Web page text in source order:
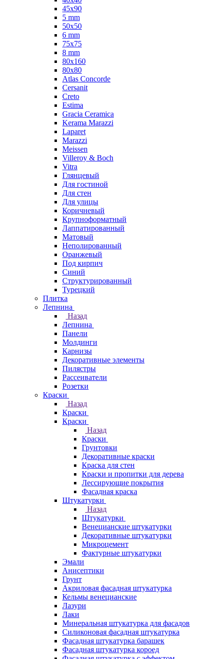
45x90
5 mm
50x50
6 mm
75х75
8 mm
80x160
80x80
Atlas Concorde
Cersanit
Creto
Estima
Gracia Ceramica
Kerama Marazzi
Laparet
Marazzi
Meissen
Villeroy & Boch
Vitra
Глянцевый
Для гостиной
Для стен
Для улицы
Коричневый
Крупноформатный
Лаппатированный
Матовый
Неполированный
Оранжевый
Под кирпич
Синий
Структурированный
Турецкий
Плитка
Лепнина
Назад
Лепнина
Панели
Молдинги
Карнизы
Декоративные элементы
Пилястры
Рассеиватели
Розетки
Краски
Назад
Краски
Краски
Назад
Краски
Грунтовки
Декоративные краски
Краска для стен
Краски и пропитки для дерева
Лессирующие покрытия
Фасадная краска
Штукатурки
Назад
Штукатурки
Венецианские штукатурки
Декоративные штукатурки
Микроцемент
Фактурные штукатурки
Эмали
Анисептики
Грунт
Акриловая фасадная штукатурка
Кельмы венецианские
Лазури
Лаки
Минеральная штукатурка для фасадов
Силиконовая фасадная штукатурка
Фасадная штукатурка барашек
Фасадная штукатурка короед